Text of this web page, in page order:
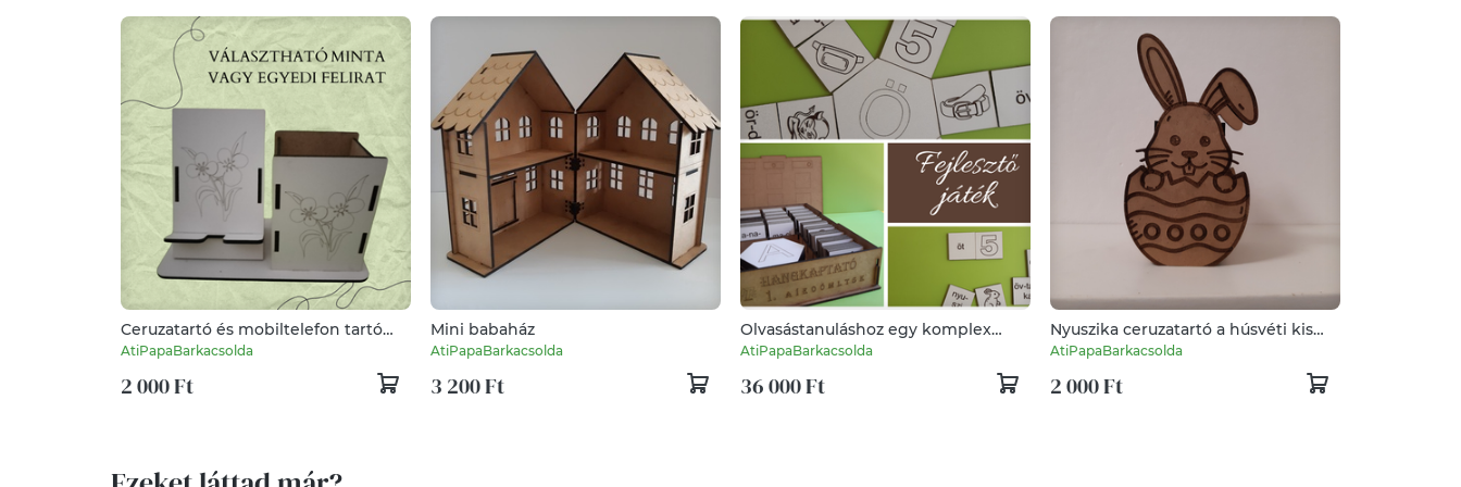
Ceruzatartó és mobiltelefon tartó
választható gravírozott mintával (a
videóból választhatsz)
AtiPapaBarkacsolda
2 000 Ft
Mini babaház
AtiPapaBarkacsolda
3 200 Ft
Olvasástanuláshoz egy komplex
képességfejlesztő csomag a
Hangkaptató
AtiPapaBarkacsolda
36 000 Ft
Nyuszika ceruzatartó a húsvéti kis
locsolóknak
AtiPapaBarkacsolda
2 000 Ft